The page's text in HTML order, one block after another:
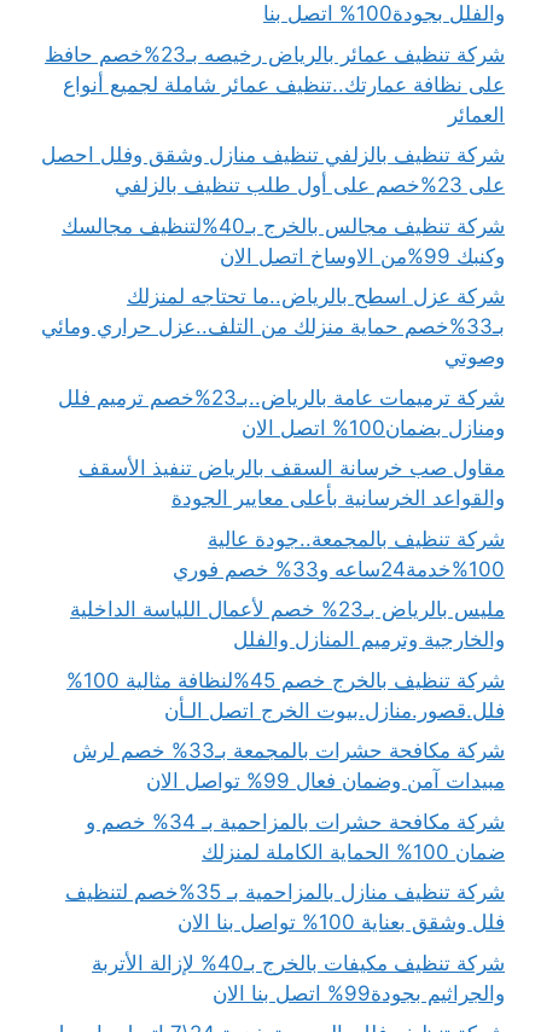
والفلل بجودة100% اتصل بنا
شركة تنظيف عمائر بالرياض رخيصه بـ23%خصم حافظ
على نظافة عمارتك..تنظيف عمائر شاملة لجميع أنواع
العمائر
شركة تنظيف بالزلفي تنظيف منازل وشقق وفلل احصل
على 23%خصم على أول طلب تنظيف بالزلفي
شركة تنظيف مجالس بالخرج بـ40%لتنظيف مجالسك
وكنبك 99%من الاوساخ اتصل الان
شركة عزل اسطح بالرياض..ما تحتاجه لمنزلك
بـ33%خصم حماية منزلك من التلف..عزل حراري ومائي
وصوتي
شركة ترميمات عامة بالرياض..بـ23%خصم ترميم فلل
ومنازل بضمان100% اتصل الان
مقاول صب خرسانة السقف بالرياض تنفيذ الأسقف
والقواعد الخرسانية بأعلى معايير الجودة
شركة تنظيف بالمجمعة..جودة عالية
100%خدمة24ساعه و33% خصم فوري
مليس بالرياض بـ23% خصم لأعمال اللياسة الداخلية
والخارجية وترميم المنازل والفلل
شركة تنظيف بالخرج خصم 45%لنظافة مثالية 100%
فلل.قصور.منازل.بيوت الخرج اتصل الـأن
شركة مكافحة حشرات بالمجمعة بـ33% خصم لرش
مبيدات آمن وضمان فعال 99% تواصل الان
شركة مكافحة حشرات بالمزاحمية بـ 34% خصم و
ضمان 100% الحماية الكاملة لمنزلك
شركة تنظيف منازل بالمزاحمية بـ 35%خصم لتنظيف
فلل وشقق بعناية 100% تواصل بنا الان
شركة تنظيف مكيفات بالخرج بـ40% لإزالة الأتربة
والجراثيم بجودة99% اتصل بنا الان